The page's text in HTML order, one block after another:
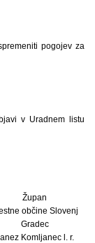
pogojev za
v Uradnem listu
Župan
občine Slovenj
Gradec
Komljanec l. r.